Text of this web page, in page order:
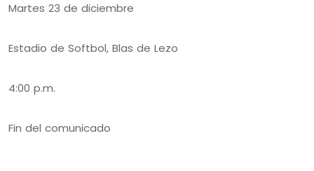
Martes 23 de diciembre
Estadio de Softbol, Blas de Lezo
4:00 p.m.
Fin del comunicado